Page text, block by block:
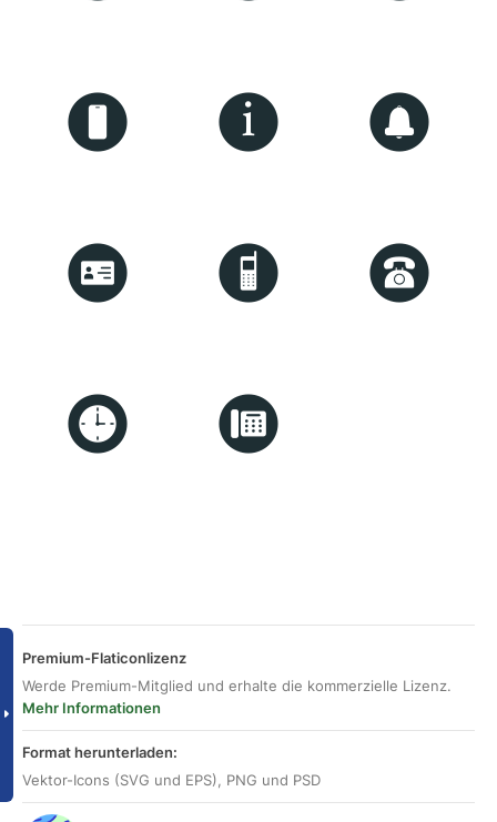
Premium-Flaticonlizenz
Werde Premium-Mitglied und erhalte die kommerzielle Lizenz.
Mehr Informationen
Format herunterladen:
Vektor-Icons (SVG und EPS), PNG und PSD